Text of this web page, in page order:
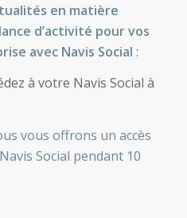
en matière
d’activité pour vos
avec Navis Social :
à votre Navis Social à
vous offrons un accès
Social pendant 10